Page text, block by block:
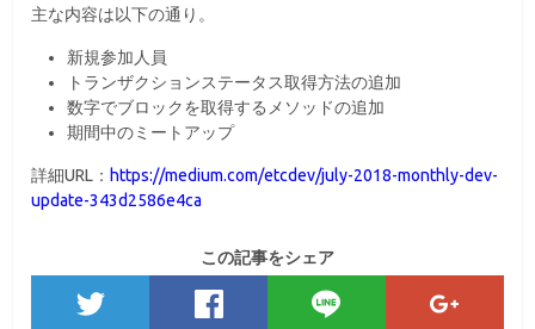
主な内容は以下の通り。
新規参加人員
トランザクションステータス取得方法の追加
数字でブロックを取得するメソッドの追加
期間中のミートアップ
詳細URL： https://medium.com/etcdev/july-2018-monthly-dev-
update-343d2586e4ca
この記事をシェア